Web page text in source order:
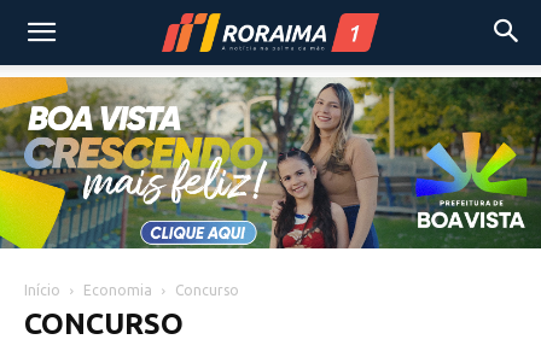
Início Economia Concurso
CONCURSO